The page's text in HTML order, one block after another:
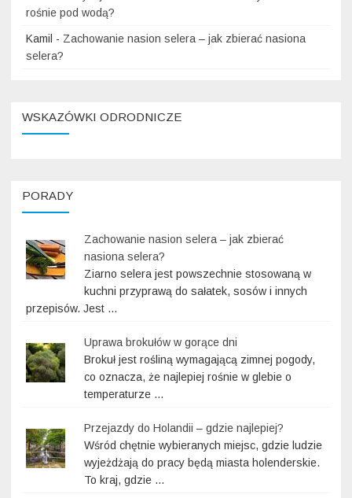
rośnie pod wodą?
Kamil - Zachowanie nasion selera – jak zbierać nasiona
selera?
WSKAZÓWKI ODRODNICZE
PORADY
Zachowanie nasion selera – jak zbierać
nasiona selera?
Ziarno selera jest powszechnie stosowaną w
kuchni przyprawą do sałatek, sosów i innych
przepisów. Jest …
Uprawa brokułów w gorące dni
Brokuł jest rośliną wymagającą zimnej pogody,
co oznacza, że najlepiej rośnie w glebie o
temperaturze …
Przejazdy do Holandii – gdzie najlepiej?
Wśród chętnie wybieranych miejsc, gdzie ludzie
wyjeżdżają do pracy będą miasta holenderskie.
To kraj, gdzie …